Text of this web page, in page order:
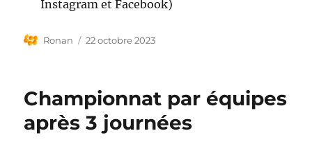
Instagram et Facebook)
Auteur
Ronan
Publié
22 octobre 2023
Championnat par équipes
après 3 journées